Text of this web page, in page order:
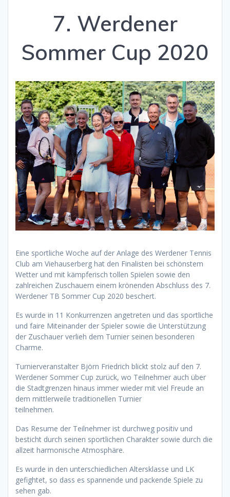
7. Werdener
Sommer Cup 2020
Eine sportliche Woche auf der Anlage des Werdener Tennis
Club am Viehauserberg hat den Finalisten bei schönstem
Wetter und mit kämpferisch tollen Spielen sowie den
zahlreichen Zuschauern einem krönenden Abschluss des 7.
Werdener TB Sommer Cup 2020 beschert.
Es wurde in 11 Konkurrenzen angetreten und das sportliche
und faire Miteinander der Spieler sowie die Unterstützung
der Zuschauer verlieh dem Turnier seinen besonderen
Charme.
Turnierveranstalter Björn Friedrich blickt stolz auf den 7.
Werdener Sommer Cup zurück, wo Teilnehmer auch über
die Stadtgrenzen hinaus immer wieder mit viel Freude an
dem mittlerweile traditionellen Turnier
teilnehmen.
Das Resume der Teilnehmer ist durchweg positiv und
besticht durch seinen sportlichen Charakter sowie durch die
allzeit harmonische Atmosphäre.
Es wurde in den unterschiedlichen Altersklasse und LK
gefightet, so dass es spannende und packende Spiele zu
sehen gab.